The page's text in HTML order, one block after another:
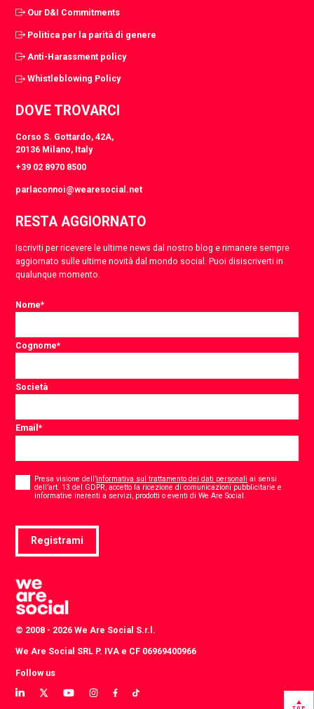
Our D&I Commitments
Politica per la parità di genere
Anti-Harassment policy
Whistleblowing Policy
DOVE TROVARCI
Corso S. Gottardo, 42A,
20136 Milano, Italy
+39 02 8970 8500
parlaconnoi@wearesocial.net
RESTA AGGIORNATO
Iscriviti per ricevere le ultime news dal nostro blog e rimanere sempre
aggiornato sulle ultime novità dal mondo social. Puoi disiscriverti in
qualunque momento.
Nome*
Cognome*
Società
Email*
Consent
Presa visione dell’informativa sul trattamento dei dati personali ai sensi
dell’art. 13 del GDPR, accetto la ricezione di comunicazioni pubblicitarie e
informative inerenti a servizi, prodotti o eventi di We Are Social.
Registrami
© 2008 - 2026 We Are Social S.r.l.
We Are Social SRL P. IVA e CF 06969400966
Follow us
View
View
View
View
ViewView